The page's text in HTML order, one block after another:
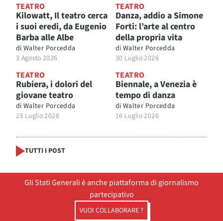
TEATRO
Kilowatt, Il teatro cerca
i suoi eredi, da Eugenio
Barba alle Albe
di Walter Porcedda
3 Agosto 2026
TEATRO
Danza, addio a Simone
Forti: l’arte al centro
della propria vita
di Walter Porcedda
30 Luglio 2026
TEATRO
Rubiera, i dolori del
giovane teatro
di Walter Porcedda
23 Luglio 2026
TEATRO
Biennale, a Venezia è
tempo di danza
di Walter Porcedda
16 Luglio 2026
TUTTI I POST
Gli Stati Generali è anche piattaforma di giornalismo
partecipativo
VUOI COLLABORARE ?